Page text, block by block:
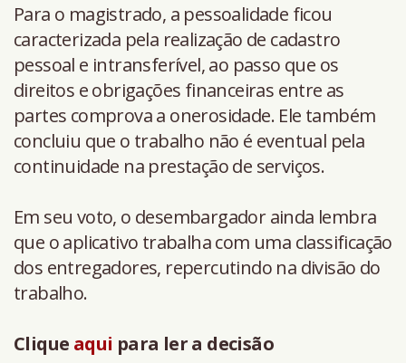
Para o magistrado, a pessoalidade ficou
caracterizada pela realização de cadastro
pessoal e intransferível, ao passo que os
direitos e obrigações financeiras entre as
partes comprova a onerosidade. Ele também
concluiu que o trabalho não é eventual pela
continuidade na prestação de serviços.
Em seu voto, o desembargador ainda lembra
que o aplicativo trabalha com uma classificação
dos entregadores, repercutindo na divisão do
trabalho.
Clique aqui para ler a decisão